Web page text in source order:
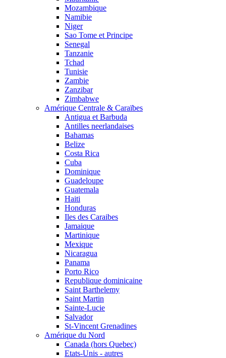
Mozambique
Namibie
Niger
Sao Tome et Principe
Senegal
Tanzanie
Tchad
Tunisie
Zambie
Zanzibar
Zimbabwe
Amérique Centrale & Caraïbes
Antigua et Barbuda
Antilles neerlandaises
Bahamas
Belize
Costa Rica
Cuba
Dominique
Guadeloupe
Guatemala
Haiti
Honduras
Iles des Caraibes
Jamaique
Martinique
Mexique
Nicaragua
Panama
Porto Rico
Republique dominicaine
Saint Barthelemy
Saint Martin
Sainte-Lucie
Salvador
St-Vincent Grenadines
Amérique du Nord
Canada (hors Quebec)
Etats-Unis - autres